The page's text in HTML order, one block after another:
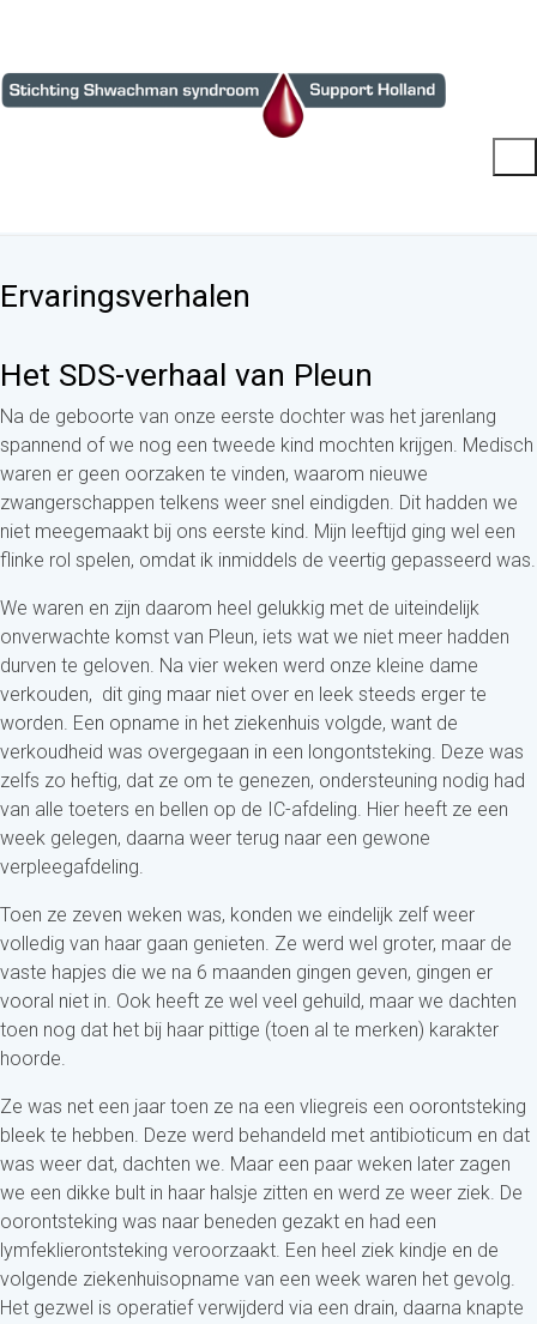
Ervaringsverhalen
Het SDS-verhaal van Pleun
Na de geboorte van onze eerste dochter was het jarenlang
spannend of we nog een tweede kind mochten krijgen. Medisch
waren er geen oorzaken te vinden, waarom nieuwe
zwangerschappen telkens weer snel eindigden. Dit hadden we
niet meegemaakt bij ons eerste kind. Mijn leeftijd ging wel een
flinke rol spelen, omdat ik inmiddels de veertig gepasseerd was.
We waren en zijn daarom heel gelukkig met de uiteindelijk
onverwachte komst van Pleun, iets wat we niet meer hadden
durven te geloven. Na vier weken werd onze kleine dame
verkouden, dit ging maar niet over en leek steeds erger te
worden. Een opname in het ziekenhuis volgde, want de
verkoudheid was overgegaan in een longontsteking. Deze was
zelfs zo heftig, dat ze om te genezen, ondersteuning nodig had
van alle toeters en bellen op de IC-afdeling. Hier heeft ze een
week gelegen, daarna weer terug naar een gewone
verpleegafdeling.
Toen ze zeven weken was, konden we eindelijk zelf weer
volledig van haar gaan genieten. Ze werd wel groter, maar de
vaste hapjes die we na 6 maanden gingen geven, gingen er
vooral niet in. Ook heeft ze wel veel gehuild, maar we dachten
toen nog dat het bij haar pittige (toen al te merken) karakter
hoorde.
Ze was net een jaar toen ze na een vliegreis een oorontsteking
bleek te hebben. Deze werd behandeld met antibioticum en dat
was weer dat, dachten we. Maar een paar weken later zagen
we een dikke bult in haar halsje zitten en werd ze weer ziek. De
oorontsteking was naar beneden gezakt en had een
lymfeklierontsteking veroorzaakt. Een heel ziek kindje en de
volgende ziekenhuisopname van een week waren het gevolg.
Het gezwel is operatief verwijderd via een drain, daarna knapte